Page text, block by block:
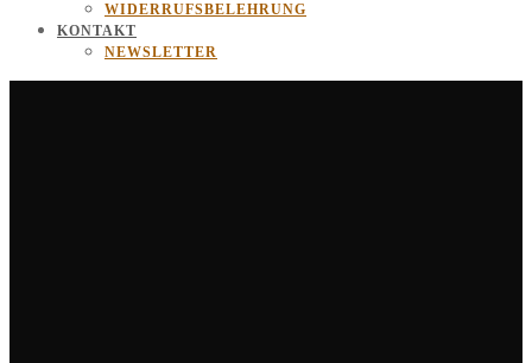
WIDERRUFSBELEHRUNG
KONTAKT
NEWSLETTER